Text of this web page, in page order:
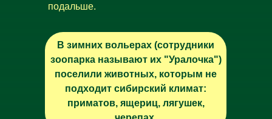
подальше.
В зимних вольерах (сотрудники
зоопарка называют их "Уралочка")
поселили животных, которым не
подходит сибирский климат:
приматов, ящериц, лягушек,